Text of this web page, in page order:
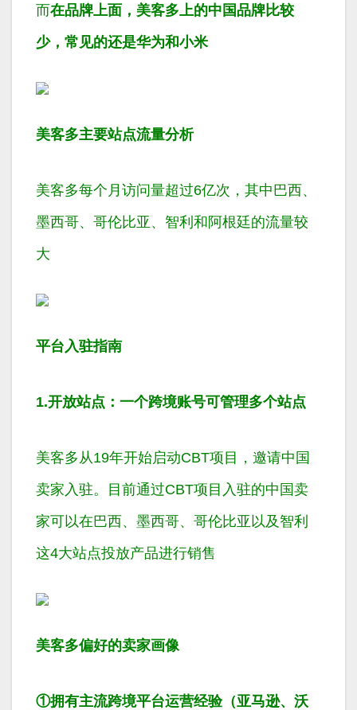
而在品牌上面，美客多上的中国品牌比较
少，常见的还是华为和小米
美客多主要站点流量分析
美客多每个月访问量超过6亿次，其中巴西、
墨西哥、哥伦比亚、智利和阿根廷的流量较
大
平台入驻指南
1.开放站点：一个跨境账号可管理多个站点
美客多从19年开始启动CBT项目，邀请中国
卖家入驻。目前通过CBT项目入驻的中国卖
家可以在巴西、墨西哥、哥伦比亚以及智利
这4大站点投放产品进行销售
美客多偏好的卖家画像
①拥有主流跨境平台运营经验（亚马逊、沃